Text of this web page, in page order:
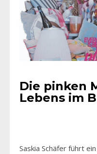
Die pinken
Lebens im
Saskia Schäfer führt